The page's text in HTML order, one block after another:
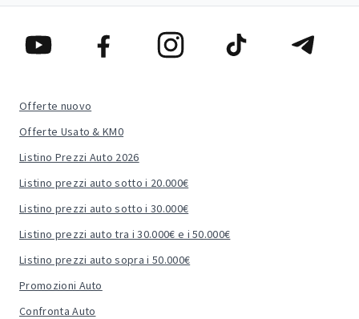
Offerte nuovo
Offerte Usato & KM0
Listino Prezzi Auto 2026
Listino prezzi auto sotto i 20.000€
Listino prezzi auto sotto i 30.000€
Listino prezzi auto tra i 30.000€ e i 50.000€
Listino prezzi auto sopra i 50.000€
Promozioni Auto
Confronta Auto